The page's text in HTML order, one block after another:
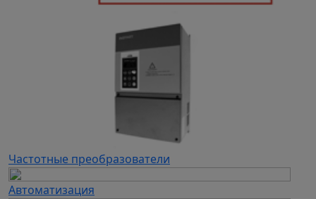
Частотные преобразователи
Автоматизация